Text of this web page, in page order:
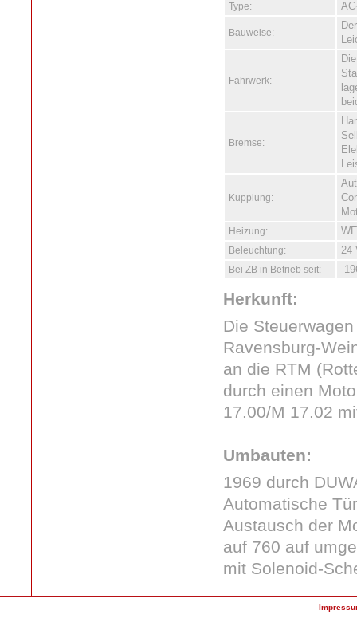
Type:
Bauweise:
Fahrwerk:
Bremse:
Kupplung:
Heizung:
Beleuchtung:
24
Bei ZB in Betrieb seit:
Herkunft:
Die
Ravensburg-
an die RTM
durch einen
17.00/M 17.02
Umbauten:
1969 durch
Automatische
Austausch der
auf 760 auf
mit Solenoid-